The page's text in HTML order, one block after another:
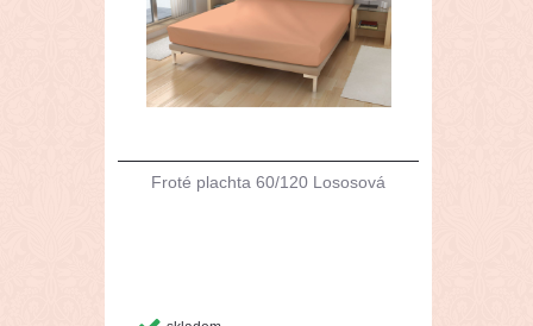
Froté plachta 60/120 Lososová